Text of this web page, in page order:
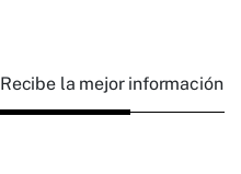
Recibe la mejor información